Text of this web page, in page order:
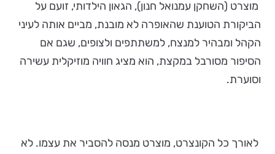
מוצרט (השחקן עמנואל חנון), הגאון הילדותי, זועם על
הביקורת הטוענת שהאופרה לא מובנת, מביים אותה לעיני
הקהל ומבהיר למנצח, למשתתפים ולצופים, שגם אם
הסיפור מסורבל במקצת, הוא מציג חוויה מוזיקלית עשירה
וסוערת.
לאורך כל הקונצרט, מוצרט מנסה להסביר את עצמו. לא